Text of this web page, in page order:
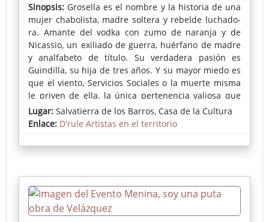
Sinopsis:Grosella es el nombre y la historia de una
mujer chabolista, madre soltera y rebelde luchado-
ra. Amante del vodka con zumo de naranja y de
Nicassio, un exiliado de guerra, huérfano de madre
y analfabeto de título. Su verdadera pasión es
Guindilla, su hija de tres años. Y su mayor miedo es
que el viento, Servicios Sociales o la muerte misma
le priven de ella, la única pertenencia valiosa que
posee; su bien más preciado. Grosella sabe que
debería cambiar de hábitos y reaccionar antes de
Lugar: Salvatierra de los Barros, Casa de la Cultura
Enlace: D'rule Artistas en el territorio